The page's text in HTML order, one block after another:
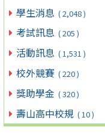
學生消息 ( 2,048 )
考試訊息 ( 205 )
活動訊息 ( 1,531 )
校外競賽 ( 220 )
獎助學金 ( 320 )
壽山高中校規 ( 10 )